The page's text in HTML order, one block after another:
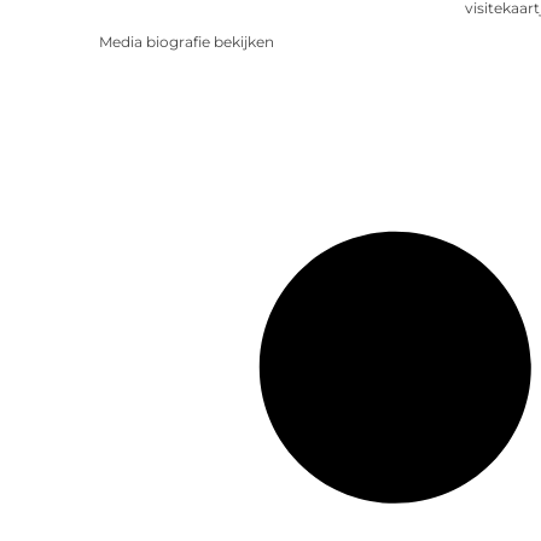
Media biografie bekijken